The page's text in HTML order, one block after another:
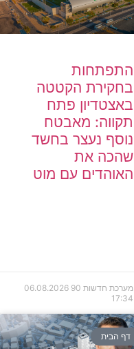
התפתחות
בחקירת הקטטה
באצטדיון פתח
תקווה: מאבטח
נוסף נעצר בחשד
שהכה את
האוהדים עם מוט
מערכת חדשות 90
06.08.2026
17:34
דף הבית